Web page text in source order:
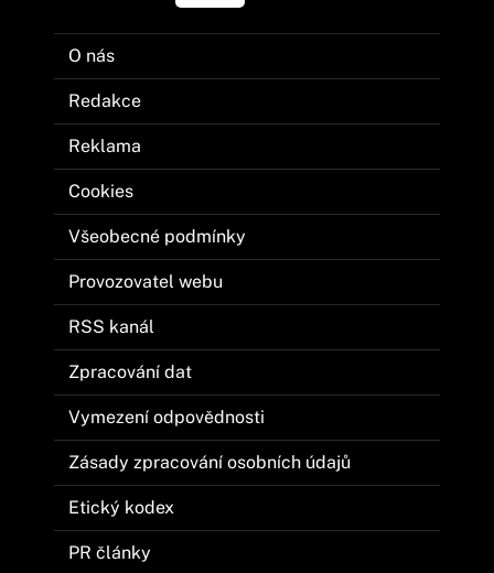
O nás
Redakce
Reklama
Cookies
Všeobecné podmínky
Provozovatel webu
RSS kanál
Zpracování dat
Vymezení odpovědnosti
Zásady zpracování osobních údajů
Etický kodex
PR články